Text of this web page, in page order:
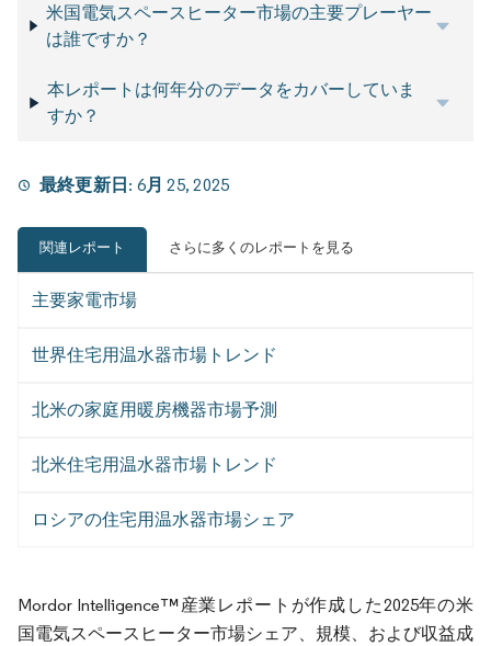
米国電気スペースヒーター市場の主要プレーヤー
は誰ですか？
本レポートは何年分のデータをカバーしていま
すか？
最終更新日: 6月 25, 2025
関連レポート さらに多くのレポートを見る
主要家電市場
世界住宅用温水器市場トレンド
北米の家庭用暖房機器市場予測
北米住宅用温水器市場トレンド
ロシアの住宅用温水器市場シェア
Mordor Intelligence™産業レポートが作成した2025年の米
国電気スペースヒーター市場シェア、規模、および収益成